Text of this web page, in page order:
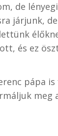
de
járjunk,
és ez
pápa
meg